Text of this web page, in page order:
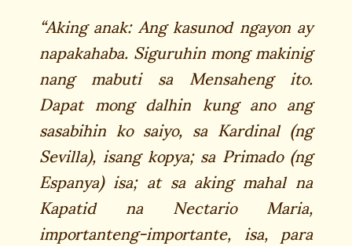
“Aking anak: Ang kasunod ngayon ay
napakahaba. Siguruhin mong makinig
nang mabuti sa Mensaheng ito.
Dapat mong dalhin kung ano ang
sasabihin ko saiyo, sa Kardinal (ng
Sevilla), isang kopya; sa Primado (ng
Espanya) isa; at sa aking mahal na
Kapatid na Nectario Maria,
importanteng-importante, isa, para